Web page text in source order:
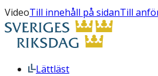
VideoTill innehåll på sidanTill
Lättläst